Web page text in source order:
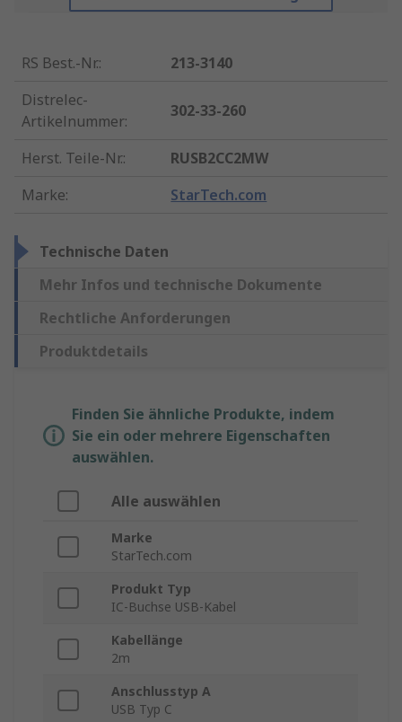
RS Best.-Nr.:
213-3140
Distrelec-
Artikelnummer:
302-33-260
Herst. Teile-Nr.:
RUSB2CC2MW
Marke: StarTech.com
Technische Daten
Mehr Infos und technische Dokumente
Rechtliche Anforderungen
Produktdetails
Finden Sie ähnliche Produkte, indem
Sie ein oder mehrere Eigenschaften
auswählen.
Alle auswählen
Marke
StarTech.com
Produkt Typ
IC-Buchse USB-Kabel
Kabellänge
2m
Anschlusstyp A
USB Typ C